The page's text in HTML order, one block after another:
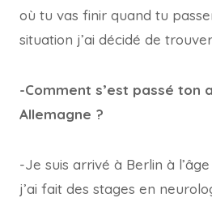
où tu vas finir quand tu
situation j’ai décidé de
-Comment s’est passé ton
Allemagne ?
-Je suis arrivé à Berlin à
j’ai fait des stages en